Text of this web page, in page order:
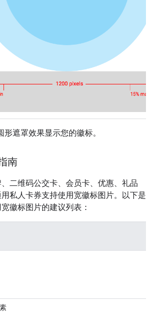
形遮罩效果显示您的徽标。
南
二维码公交卡、会员卡、优惠、礼品
私人卡券支持使用宽徽标图片。以下是
徽标图片的建议列表：